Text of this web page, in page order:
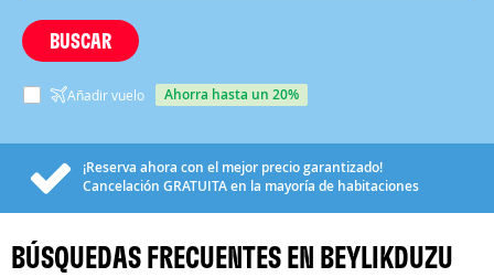
BUSCAR
Añadir vuelo ahorra hasta un 20%
¡Reserva ahora con el mejor precio garantizado!
Cancelación GRATUITAen la mayoría de habitaciones
BÚSQUEDAS FRECUENTES EN BEYLIKDUZU